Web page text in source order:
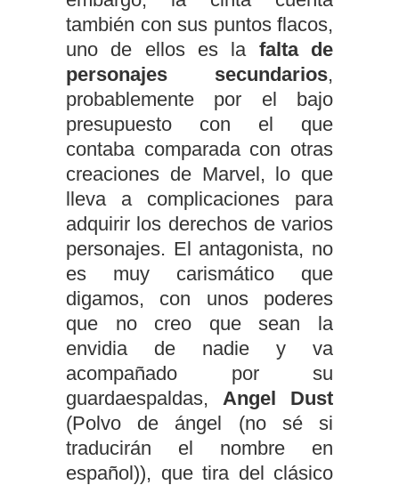
también con sus puntos flacos,
uno de ellos es la falta de
personajes secundarios,
probablemente por el bajo
presupuesto con el que
contaba comparada con otras
creaciones de Marvel, lo que
lleva a complicaciones para
adquirir los derechos de varios
personajes. El antagonista, no
es muy carismático que
digamos, con unos poderes
que no creo que sean la
envidia de nadie y va
acompañado por su
guardaespaldas, Angel Dust
(Polvo de ángel (no sé si
traducirán el nombre en
español)), que tira del clásico